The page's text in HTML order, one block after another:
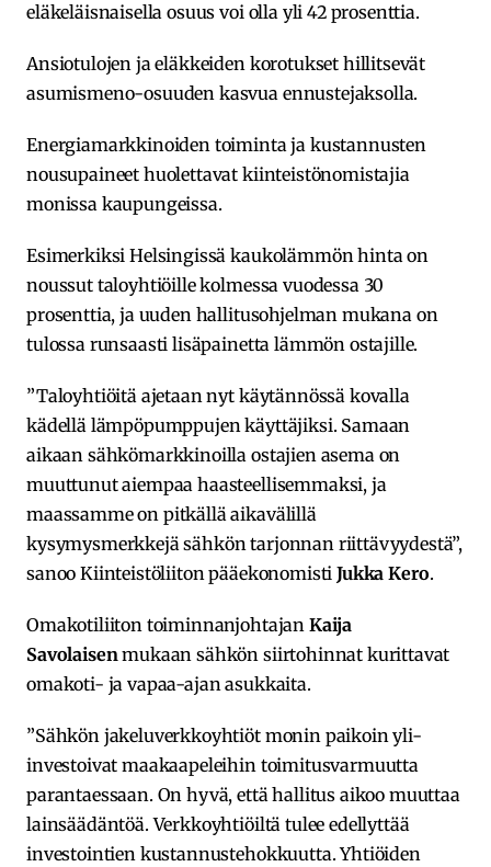
eläkeläisnaisella osuus voi olla yli 42 prosenttia.
Ansiotulojen ja eläkkeiden korotukset hillitsevät
asumismeno-osuuden kasvua ennustejaksolla.
Energiamarkkinoiden toiminta ja kustannusten
nousupaineet huolettavat kiinteistönomistajia
monissa kaupungeissa.
Esimerkiksi Helsingissä kaukolämmön hinta on
noussut taloyhtiöille kolmessa vuodessa 30
prosenttia, ja uuden hallitusohjelman mukana on
tulossa runsaasti lisäpainetta lämmön ostajille.
”Taloyhtiöitä ajetaan nyt käytännössä kovalla
kädellä lämpöpumppujen käyttäjiksi. Samaan
aikaan sähkömarkkinoilla ostajien asema on
muuttunut aiempaa haasteellisemmaksi, ja
maassamme on pitkällä aikavälillä
kysymysmerkkejä sähkön tarjonnan riittävyydestä”,
sanoo Kiinteistöliiton pääekonomistiJukka Kero.
Omakotiliiton toiminnanjohtajan Kaija
Savolaisenmukaan sähkön siirtohinnat kurittavat
omakoti- ja vapaa-ajan asukkaita.
”Sähkön jakeluverkkoyhtiöt monin paikoin yli-
investoivat maakaapeleihin toimitusvarmuutta
parantaessaan. On hyvä, että hallitus aikoo muuttaa
lainsäädäntöä. Verkkoyhtiöiltä tulee edellyttää
investointien kustannustehokkuutta. Yhtiöiden